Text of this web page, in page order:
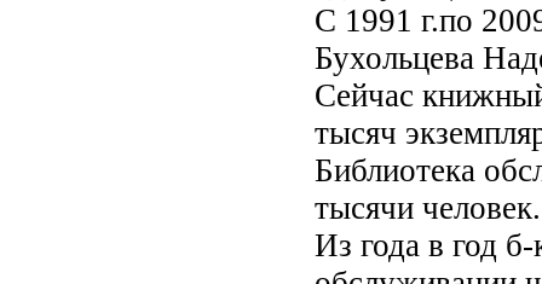
С 1991 г.по
Бухольцева
Сейчас
тысяч
Библиотека
тысячи человек.
Из года в год